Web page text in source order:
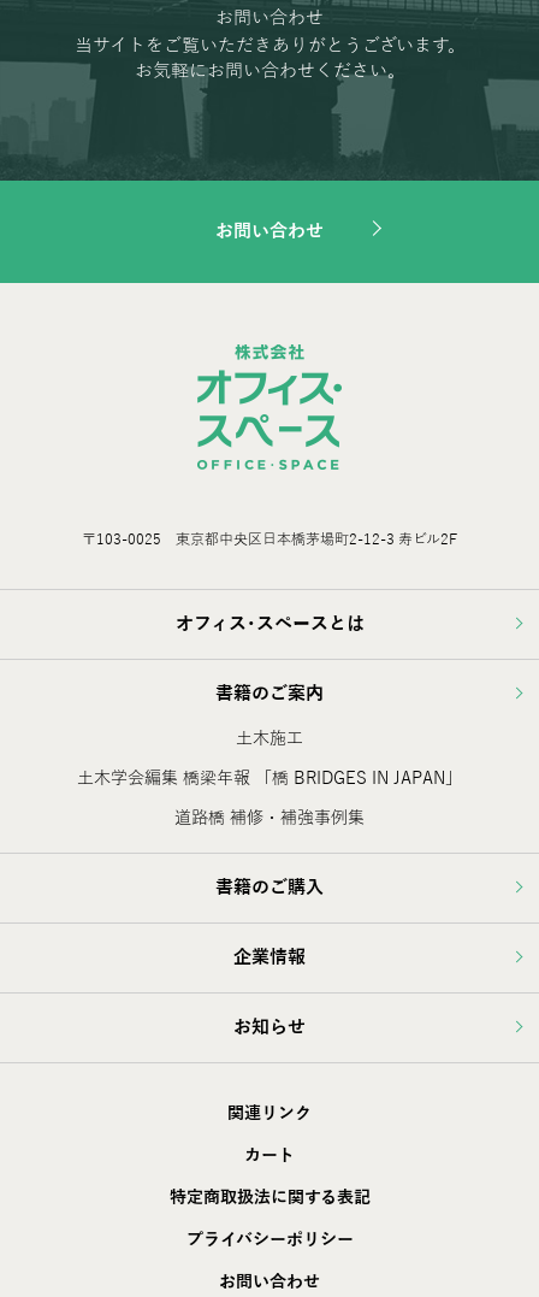
お問い合わせ
当サイトをご覧いただきありがとうございます。
お気軽にお問い合わせください。
お問い合わせ
〒103-0025 東京都中央区日本橋茅場町2-12-3 寿ビル2F
オフィス･スペースとは
書籍のご案内
土木施工
土木学会編集 橋梁年報 「橋 BRIDGES IN JAPAN」
道路橋 補修・補強事例集
書籍のご購入
企業情報
お知らせ
関連リンク
カート
特定商取扱法に関する表記
プライバシーポリシー
お問い合わせ